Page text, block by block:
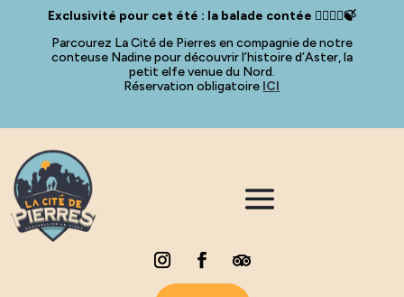
Exclusivité pour cet été : la balade contée 🧚🏻‍♀️✨🍃
Parcourez La Cité de Pierres en compagnie de notre
conteuse Nadine pour découvrir l’histoire d’Aster, la
petit elfe venue du Nord.
Réservation obligatoire ICI